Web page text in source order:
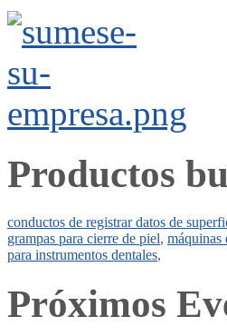
Productos
conductos de registrar datos de
grampas para cierre de piel, máquinas
para instrumentos dentales,
Próximos